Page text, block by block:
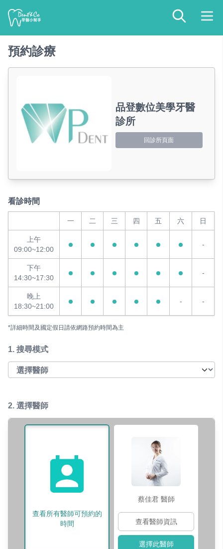
預約診療
品登數位美學牙醫
診所
回診所頁面
看診時間
一 二 三 四 五 六 日
上午
09:00~12:00
-
下午
14:30~17:30
-
晚上
18:30~21:00
- -
*詳細時間及國定假日請依網路預約時間為主
1. 搜尋模式
2. 選擇醫師
查看所有醫師可預約的
時間
蔡佳君 醫師
查看醫師資訊
選擇此醫師